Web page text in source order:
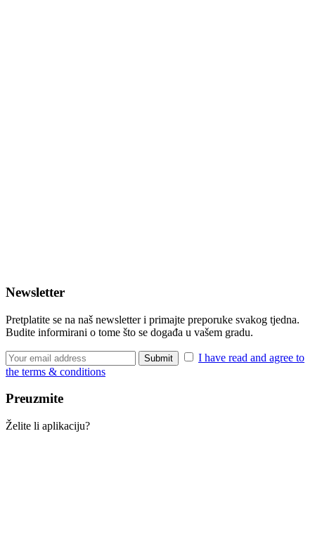
Newsletter
Pretplatite se na naš newsletter i primajte preporuke svakog tjedna.
Budite informirani o tome što se događa u vašem gradu.
I have read and agree to
the terms & conditions
Preuzmite
Želite li aplikaciju?